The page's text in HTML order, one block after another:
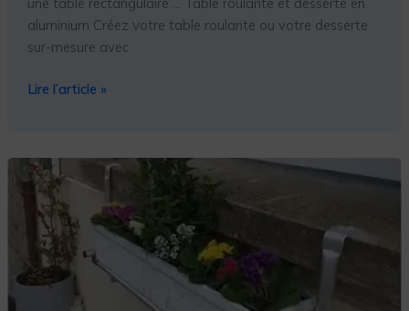
une table rectangulaire … Table roulante et desserte en
aluminium Créez votre table roulante ou votre desserte
sur-mesure avec
Lire l’article »
Fabriquer
un
support
jardinière
pour